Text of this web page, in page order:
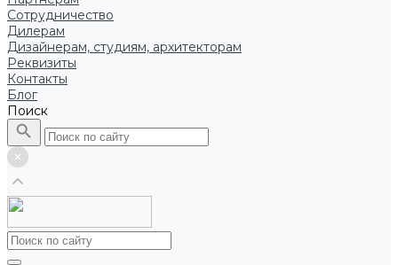
Сотрудничество
Дилерам
Дизайнерам, студиям, архитекторам
Реквизиты
Контакты
Блог
Поиск